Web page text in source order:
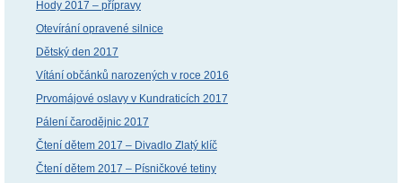
Hody 2017 – přípravy
Otevírání opravené silnice
Dětský den 2017
Vítání občánků narozených v roce 2016
Prvomájové oslavy v Kundraticích 2017
Pálení čarodějnic 2017
Čtení dětem 2017 – Divadlo Zlatý klíč
Čtení dětem 2017 – Písničkové tetiny